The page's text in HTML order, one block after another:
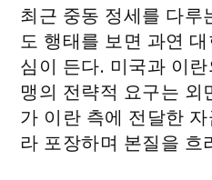
최근 중동 정세를 다루
도 행태를 보면 과연
심이 든다. 미국과 이
맹의 전략적 요구는 외
가 이란 측에 전달한 자
라 포장하며 본질을 흐